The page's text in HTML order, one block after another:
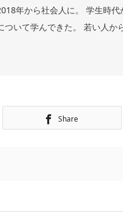
年から社会人に。 学生時
ついて学んできた。 若い人か
Share